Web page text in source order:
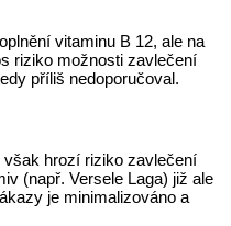
vitaminu B 12, ale na
riziko možnosti zavlečení
příliš nedoporučoval.
hrozí riziko zavlečení
(např. Versele Laga) již ale
je minimalizováno a